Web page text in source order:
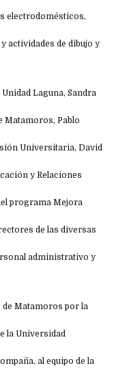
electrodomésticos,
actividades de dibujo y
Laguna, Sandra
Matamoros, Pablo
Universitaria, David
y Relaciones
programa Mejora
de las diversas
administrativo y
de Matamoros por la
la Universidad
al equipo de la